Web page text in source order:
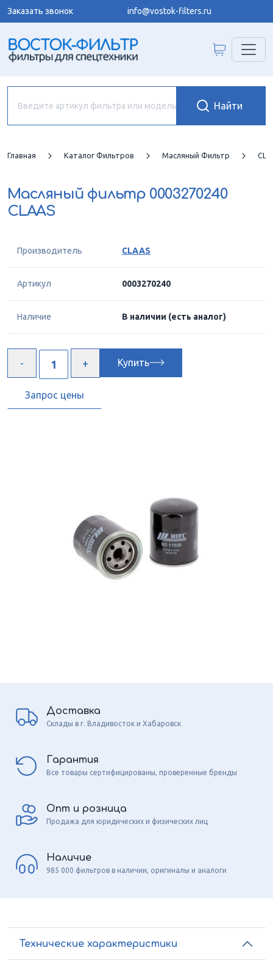
Заказать звонок info@vostok-filters.ru
Главная Каталог Фильтров Масляный Фильтр
Масляный фильтр 0003270240
CLAAS
Производитель CLAAS
Артикул 0003270240
Наличие В наличии (есть аналог)
Купить
Запрос цены
Доставка
Склады в г. Владивосток и Хабаровск
Гарантия
Все товары сертифицированы, проверенные бренды
Опт и розница
Продажа для юридических и физических лиц
Наличие
985 000 фильтров в наличии, оригиналы и аналоги
Технические характеристики